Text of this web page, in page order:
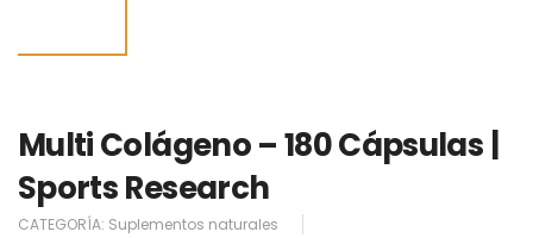
Multi Colágeno – 180 Cápsulas |
Sports Research
CATEGORÍA: Suplementos naturales